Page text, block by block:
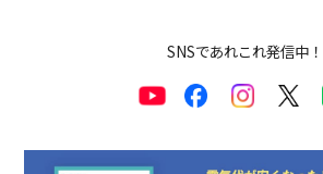
SNSであれこれ発信中！